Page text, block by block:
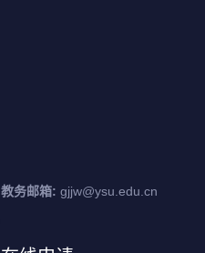
教务邮箱: gjjw@ysu.edu.cn